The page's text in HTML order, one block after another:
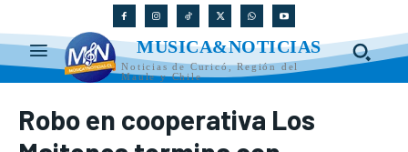
MUSICA&NOTICIAS
Noticias de Curicó, Región del
Maule y Chile
Robo en cooperativa Los